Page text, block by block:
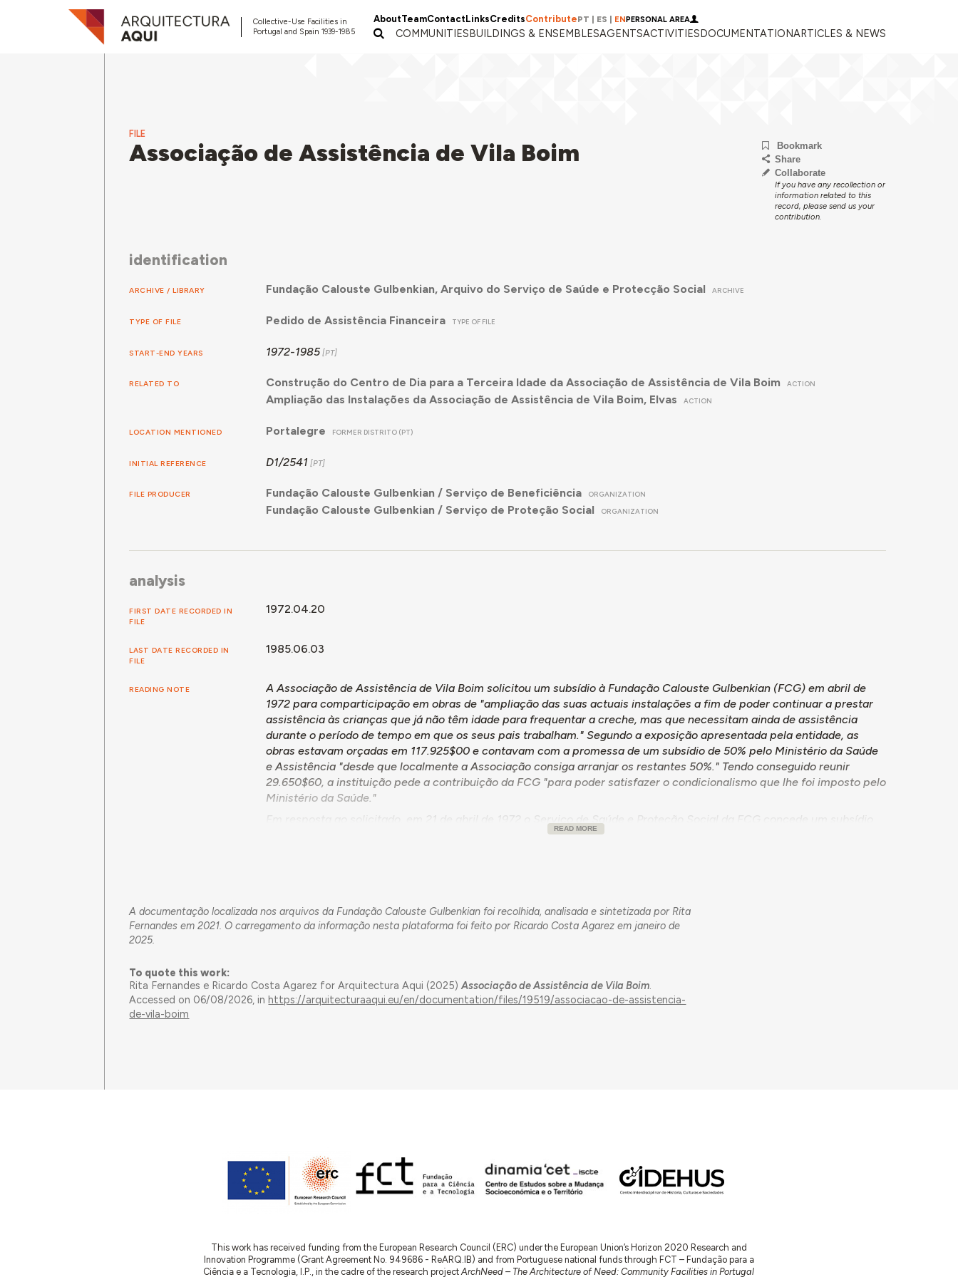
Collective-Use Facilities in
Portugal and Spain 1939-1985
AboutTeamContactLinksCreditsContributePT ES ENPERSONAL AREA
COMMUNITIESBUILDINGS & ENSEMBLESAGENTSACTIVITIESDOCUMENTATIONARTICLES & NEWS
FILE
Associação de Assistência de Vila Boim
Bookmark
Share
Collaborate
If you have any recollection or
information related to this
record, please send us your
contribution.
identification
ARCHIVE / LIBRARY Fundação Calouste Gulbenkian, Arquivo do Serviço de Saúde e Protecção Social ARCHIVE
TYPE OF FILE Pedido de Assistência Financeira TYPE OF FILE
START-END YEARS 1972-1985
RELATED TO Construção do Centro de Dia para a Terceira Idade da Associação de Assistência de Vila Boim ACTION
Ampliação das Instalações da Associação de Assistência de Vila Boim, Elvas ACTION
LOCATION MENTIONED Portalegre FORMER DISTRITO (PT)
INITIAL REFERENCE D1/2541
FILE PRODUCER Fundação Calouste Gulbenkian / Serviço de Beneficiência ORGANIZATION
Fundação Calouste Gulbenkian / Serviço de Proteção Social ORGANIZATION
analysis
FIRST DATE RECORDED IN
FILE
1972.04.20
LAST DATE RECORDED IN
FILE
1985.06.03
READING NOTE
A Associação de Assistência de Vila Boim solicitou um subsídio à Fundação Calouste Gulbenkian (FCG) em abril de
1972 para comparticipação em obras de "ampliação das suas actuais instalações a fim de poder continuar a prestar
assistência às crianças que já não têm idade para frequentar a creche, mas que necessitam ainda de assistência
durante o período de tempo em que os seus pais trabalham." Segundo a exposição apresentada pela entidade, as
obras estavam orçadas em 117.925$00 e contavam com a promessa de um subsídio de 50% pelo Ministério da Saúde
e Assistência "desde que localmente a Associação consiga arranjar os restantes 50%." Tendo conseguido reunir
29.650$60, a instituição pede a contribuição da FCG "para poder satisfazer o condicionalismo que lhe foi imposto pelo
Ministério da Saúde."
READ MORE
A documentação localizada nos arquivos da Fundação Calouste Gulbenkian foi recolhida, analisada e sintetizada por Rita
Fernandes em 2021. O carregamento da informação nesta plataforma foi feito por Ricardo Costa Agarez em janeiro de
2025.
To quote this work:
Rita Fernandes e Ricardo Costa Agarez for Arquitectura Aqui (2025)Associação de Assistência de Vila Boim.
Accessed on 06/08/2026, inhttps://arquitecturaaqui.eu/en/documentation/files/19519/associacao-de-assistencia-
de-vila-boim
This work has received funding from the European Research Council (ERC) under the European Union’s Horizon 2020 Research and
Innovation Programme (Grant Agreement No. 949686 - ReARQ.IB) and from Portuguese national funds through FCT – Fundação para a
Ciência e a Tecnologia, I.P., in the cadre of the research projectArchNeed – The Architecture of Need: Community Facilities in Portugal